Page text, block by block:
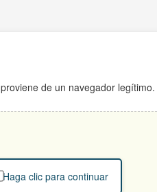
de un navegador legítimo.
Haga clic para continuar